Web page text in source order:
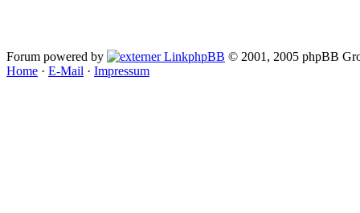
Forum powered by phpBB © 2001, 2005 phpBB
Home · E-Mail · Impressum